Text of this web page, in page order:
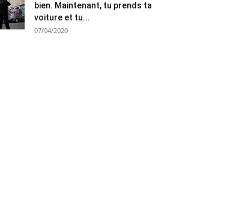
bien. Maintenant, tu prends ta
voiture et tu...
07/04/2020